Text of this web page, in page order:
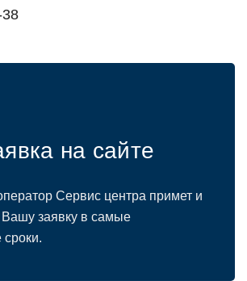
на сайте
Сервис центра примет и
Вашу заявку в самые
сроки.